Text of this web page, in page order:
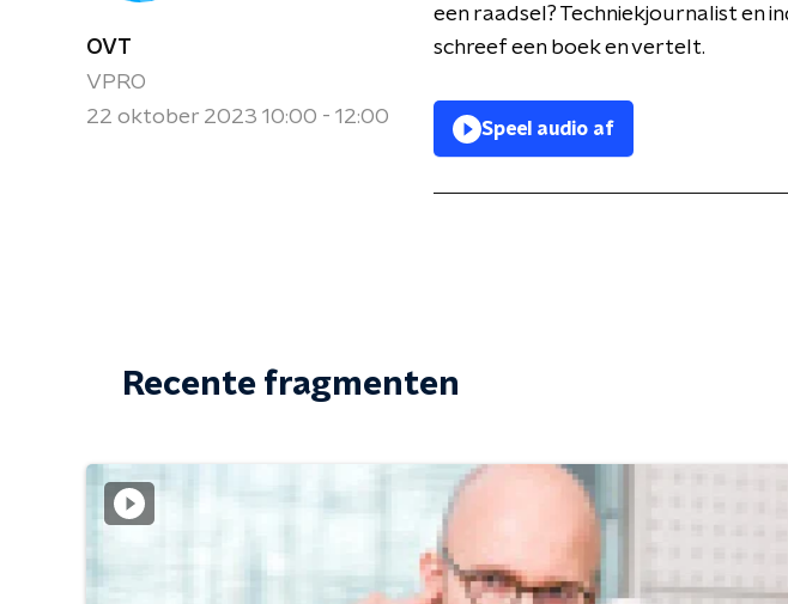
OVT
VPRO
22 oktober 2023 10:00 - 12:00
een raadsel? Techniekjournalist en
schreef een boek en vertelt.
Speel audio af
Recente fragmenten